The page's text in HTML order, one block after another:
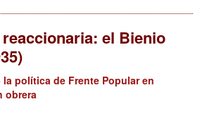
el Bienio
la política de Frente Popular en
obrera